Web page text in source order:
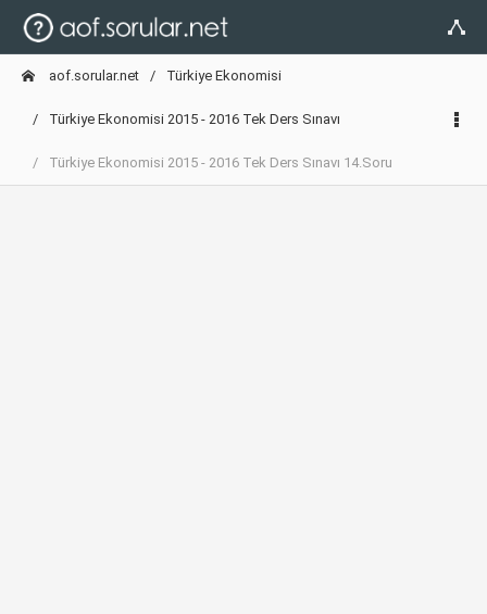
aof.sorular.net Türkiye Ekonomisi
Türkiye Ekonomisi 2015 - 2016 Tek Ders Sınavı
Türkiye Ekonomisi 2015 - 2016 Tek Ders Sınavı 14.Soru